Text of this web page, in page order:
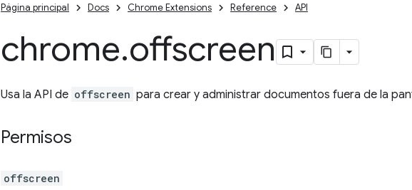
Página principal Docs Chrome Extensions Reference API
chrome.offscreen
Usa la API de offscreen para crear y administrar documentos fuera de la
Permisos
offscreen